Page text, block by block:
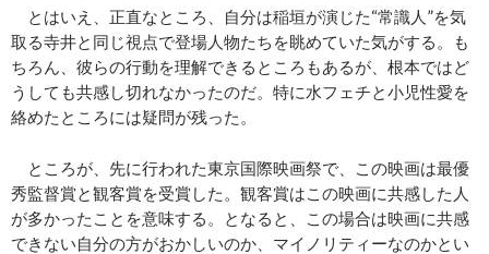
とはいえ、正直なところ、自分は稲垣が演じた“常識人”を気
取る寺井と同じ視点で登場人物たちを眺めていた気がする。も
ちろん、彼らの行動を理解できるところもあるが、根本ではど
うしても共感し切れなかったのだ。特に水フェチと小児性愛を
絡めたところには疑問が残った。
ところが、先に行われた東京国際映画祭で、この映画は最優
秀監督賞と観客賞を受賞した。観客賞はこの映画に共感した人
が多かったことを意味する。となると、この場合は映画に共感
できない自分の方がおかしいのか、マイノリティーなのかとい